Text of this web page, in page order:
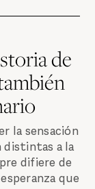
de
la sensación
distintas a la
difiere de
que